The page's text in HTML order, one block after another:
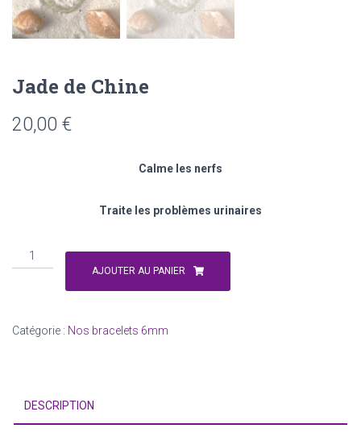
Jade de Chine
20,00 €
Calme les nerfs
Traite les problèmes urinaires
quantité
de
AJOUTER AU PANIER
Catégorie : Nos bracelets 6mm
DESCRIPTION